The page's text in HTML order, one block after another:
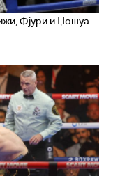
Фјури и Џошуа